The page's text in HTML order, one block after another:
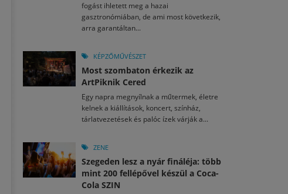
fogást ihletett meg a hazai
gasztronómiában, de ami most következik,
arra garantáltan...
KÉPZŐMŰVÉSZET
Most szombaton érkezik az
ArtPiknik Cered
Egy napra megnyílnak a műtermek, életre
kelnek a kiállítások, koncert, színház,
tárlatvezetések és palóc ízek várják a...
ZENE
Szegeden lesz a nyár fináléja: több
mint 200 fellépővel készül a Coca-
Cola SZIN